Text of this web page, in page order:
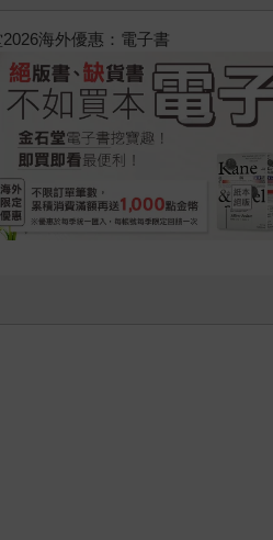
堂暑假漫博〈你好，我吃一點〉第二